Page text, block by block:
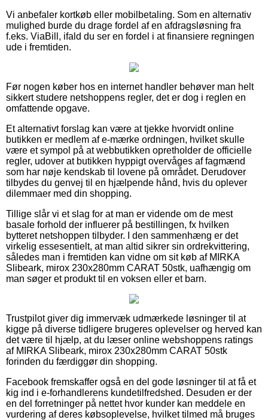
Vi anbefaler kortkøb eller mobilbetaling. Som en alternativ
mulighed burde du drage fordel af en afdragsløsning fra
f.eks. ViaBill, ifald du ser en fordel i at finansiere regningen
ude i fremtiden.
Før nogen køber hos en internet handler behøver man helt
sikkert studere netshoppens regler, det er dog i reglen en
omfattende opgave.
Et alternativt forslag kan være at tjekke hvorvidt online
butikken er medlem af e-mærke ordningen, hvilket skulle
være et sympol på at webbutikken opretholder de officielle
regler, udover at butikken hyppigt overvåges af fagmænd
som har nøje kendskab til lovene på området. Derudover
tilbydes du genvej til en hjælpende hånd, hvis du oplever
dilemmaer med din shopping.
Tillige slår vi et slag for at man er vidende om de mest
basale forhold der influerer på bestillingen, fx hvilken
bytteret netshoppen tilbyder. I den sammenhæng er det
virkelig essesentielt, at man altid sikrer sin ordrekvittering,
således man i fremtiden kan vidne om sit køb af MIRKA
Slibeark, mirox 230x280mm CARAT 50stk, uafhængig om
man søger et produkt til en voksen eller et barn.
Trustpilot giver dig immervæk udmærkede løsninger til at
kigge på diverse tidligere brugeres oplevelser og herved kan
det være til hjælp, at du læser online webshoppens ratings
af MIRKA Slibeark, mirox 230x280mm CARAT 50stk
forinden du færdiggør din shopping.
Facebook fremskaffer også en del gode løsninger til at få et
kig ind i e-forhandlerens kundetilfredshed. Desuden er der
en del forretninger på nettet hvor kunder kan meddele en
vurdering af deres købsoplevelse, hvilket tilmed må bruges